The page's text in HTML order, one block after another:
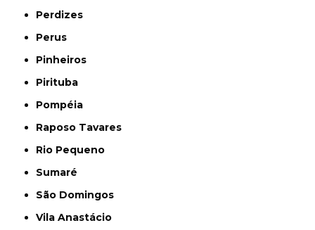
Perdizes
Perus
Pinheiros
Pirituba
Pompéia
Raposo Tavares
Rio Pequeno
Sumaré
São Domingos
Vila Anastácio